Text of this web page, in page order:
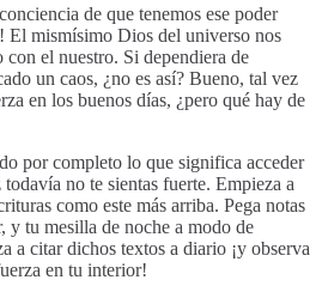
de que tenemos ese poder
El mismísimo Dios del universo nos
el nuestro. Si dependiera de
un caos, ¿no es así? Bueno, tal vez
en los buenos días, ¿pero qué hay de
por completo lo que significa acceder
no te sientas fuerte. Empieza a
como este más arriba. Pega notas
y tu mesilla de noche a modo de
a citar dichos textos a diario ¡y observa
en tu interior!